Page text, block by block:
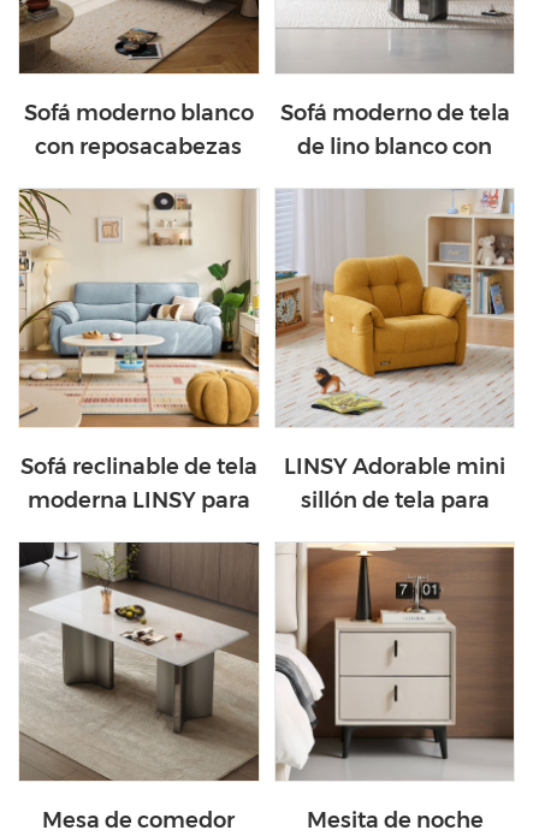
Sofá moderno blanco
con reposacabezas
Sofá moderno de tela
de lino blanco con
madera maciza
BS813-A
Sofá reclinable de tela
moderna LINSY para
LINSY Adorable mini
sillón de tela para
Mesa de comedor
Mesita de noche